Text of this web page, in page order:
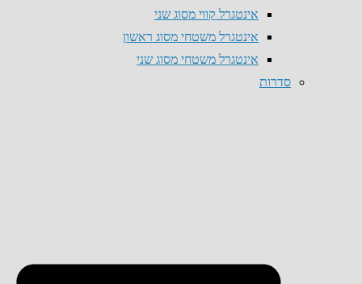
אינטגרל קווי מסוג שני
אינטגרל משטחי מסוג ראשון
אינטגרל משטחי מסוג שני
סדרות